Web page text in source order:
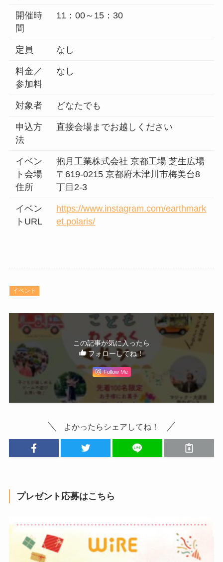
開催時
間
11：00～15：30
定員 なし
料金／
参加料
なし
対象者 どなたでも
申込方
法
直接会場までお越しください
イベン
ト会場
住所
抱月工業株式会社 京都工場 芝生広場
〒619-0215 京都府木津川市梅美台8
丁目2-3
イベン
トURL
https://www.instagram.com/earthmark
et.polaris/
イベント
この記事が気に入ったら
フォローしてね！
Follow Me
よかったらシェアしてね！
プレゼント応募はこちら